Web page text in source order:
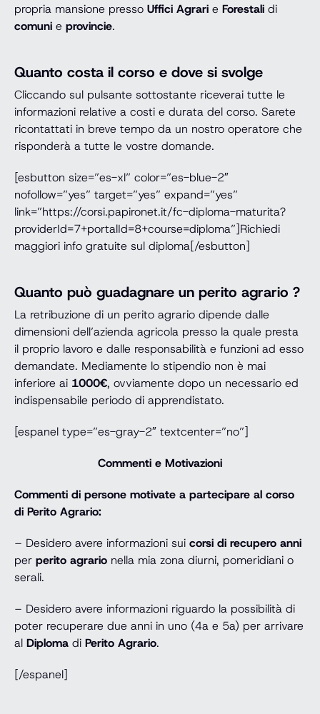
propria mansione presso Uffici Agrari e Forestali di
comuni e provincie.
Quanto costa il corso e dove si svolge
Cliccando sul pulsante sottostante riceverai tutte le
informazioni relative a costi e durata del corso. Sarete
ricontattati in breve tempo da un nostro operatore che
risponderà a tutte le vostre domande.
[esbutton size=”es-xl” color=”es-blue-2″
nofollow=”yes” target=”yes” expand=”yes”
link=”https://corsi.papironet.it/fc-diploma-maturita?
providerId=7+portalId=8+course=diploma”]Richiedi
maggiori info gratuite sul diploma[/esbutton]
Quanto può guadagnare un perito agrario ?
La retribuzione di un perito agrario dipende dalle
dimensioni dell’azienda agricola presso la quale presta
il proprio lavoro e dalle responsabilità e funzioni ad esso
demandate. Mediamente lo stipendio non è mai
inferiore ai 1000€, ovviamente dopo un necessario ed
indispensabile periodo di apprendistato.
[espanel type=”es-gray-2″ textcenter=”no”]
Commenti e Motivazioni
Commenti di persone motivate a partecipare al corso
di Perito Agrario:
– Desidero avere informazioni sui corsi di recupero anni
per perito agrario nella mia zona diurni, pomeridiani o
serali.
– Desidero avere informazioni riguardo la possibilità di
poter recuperare due anni in uno (4a e 5a) per arrivare
al Diploma di Perito Agrario.
[/espanel]